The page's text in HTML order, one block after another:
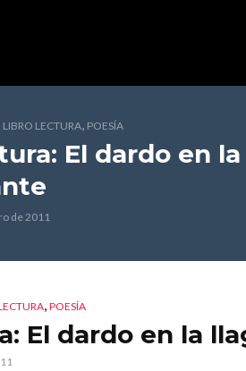
LIBRO LECTURA, POESÍA
El dardo en
de 2011
, POESÍA
El dardo en la